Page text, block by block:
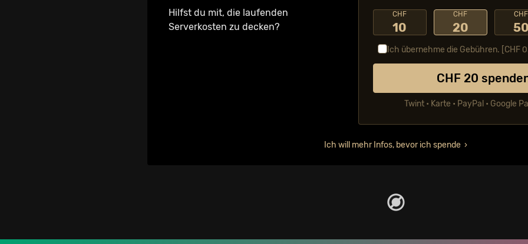
Hilfst du mit, die laufenden
Serverkosten zu decken?
CHF
10
CHF
20
CHF
50
Ich übernehme die Gebühren. [CHF
CHF 20
Twint • Karte • PayPal • Google
Ich will mehr Infos, bevor ich spende